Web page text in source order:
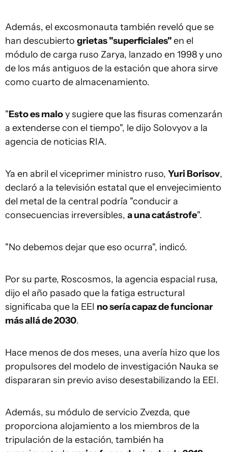
Además, el excosmonauta también reveló que se
han descubierto grietas "superficiales"en el
módulo de carga ruso Zarya, lanzado en 1998 y uno
de los más antiguos de la estación que ahora sirve
como cuarto de almacenamiento.
"Esto es maloy sugiere que las fisuras comenzarán
a extenderse con el tiempo", le dijo Solovyov a la
agencia de noticias RIA.
Ya en abril el viceprimer ministro ruso, Yuri Borisov,
declaró a la televisión estatal que el envejecimiento
del metal de la central podría "conducir a
consecuencias irreversibles, a una catástrofe".
"No debemos dejar que eso ocurra", indicó.
Por su parte, Roscosmos, la agencia espacial rusa,
dijo el año pasado que la fatiga estructural
significaba que la EEI no sería capaz de funcionar
más allá de 2030.
Hace menos de dos meses, una avería hizo que los
propulsores del modelo de investigación Nauka se
dispararan sin previo aviso desestabilizando la EEI.
Además, su módulo de servicio Zvezda, que
proporciona alojamiento a los miembros de la
tripulación de la estación, también ha